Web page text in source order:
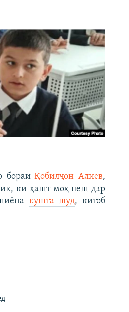
бораиҚобилҷон Алиев,
ки ҳашт моҳ пеш дар
кушта шуд, китоб